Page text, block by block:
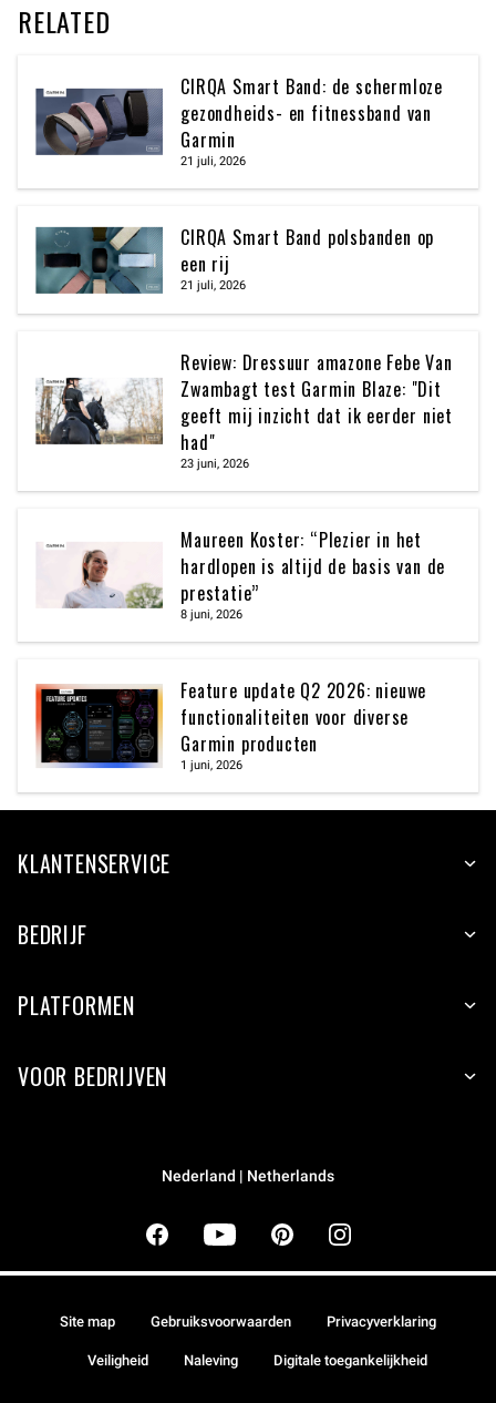
RELATED
CIRQA Smart Band: de schermloze
gezondheids- en fitnessband van
Garmin
21 juli, 2026
CIRQA Smart Band polsbanden op
een rij
21 juli, 2026
Review: Dressuur amazone Febe Van
Zwambagt test Garmin Blaze: "Dit
geeft mij inzicht dat ik eerder niet
had"
23 juni, 2026
Maureen Koster: “Plezier in het
hardlopen is altijd de basis van de
prestatie”
8 juni, 2026
Feature update Q2 2026: nieuwe
functionaliteiten voor diverse
Garmin producten
1 juni, 2026
KLANTENSERVICE
BEDRIJF
PLATFORMEN
VOOR BEDRIJVEN
Nederland | Netherlands
Site map Gebruiksvoorwaarden Privacyverklaring
Veiligheid Naleving Digitale toegankelijkheid